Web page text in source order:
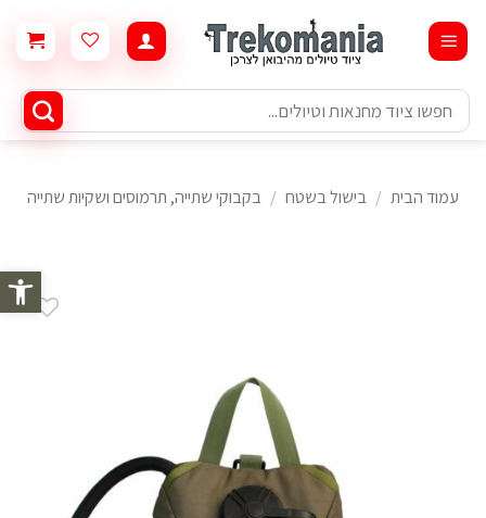
פתח
content
חיפוש
עבור:
עמוד הבית / בישול בשטח / בקבוקי שתייה, תרמוסים ושקיות שתייה